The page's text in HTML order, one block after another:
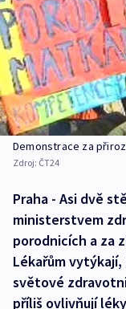
Demonstrace za
Zdroj: ČT24
Praha - Asi dvě
ministerstvem
porodnicích a za
Lékařům
světové
příliš ovlivňují